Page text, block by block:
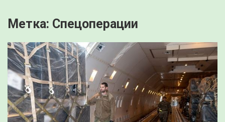
Метка: Спецоперации